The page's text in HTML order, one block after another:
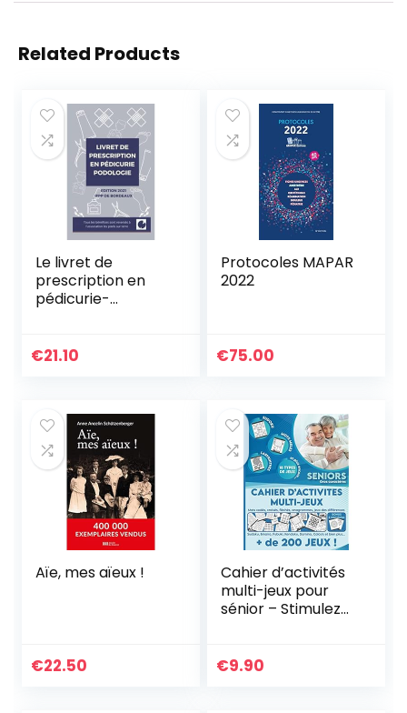
Related Products
Le livret de
prescription en
pédicurie-
€21.10
Protocoles MAPAR
2022
€75.00
Aïe, mes aïeux !
€22.50
Cahier d’activités
multi-jeux pour
sénior – Stimulez
avec des jeux de
€9.90